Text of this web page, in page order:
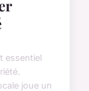
essentiel
joue un